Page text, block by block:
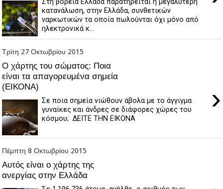
κατανάλωση, στην Ελλάδα, συνθετικών
ναρκωτικών τα οποία πωλούνται όχι μόνο από
ηλεκτρονικά κ...
Τρίτη 27 Οκτωβρίου 2015
O χάρτης του σώματος: Ποια
είναι τα απαγορευμένα σημεία
(ΕΙΚΟΝΑ)
›
Σε ποια σημεία νιώθουν άβολα με το άγγιγμα
γυναίκες και άνδρες σε διάφορες χώρες του
κόσμου; ΔΕΙΤΕ ΤΗΝ ΕΙΚΟΝΑ
Πέμπτη 8 Οκτωβρίου 2015
Αυτός είναι ο χάρτης της
ανεργίας στην Ελλάδα